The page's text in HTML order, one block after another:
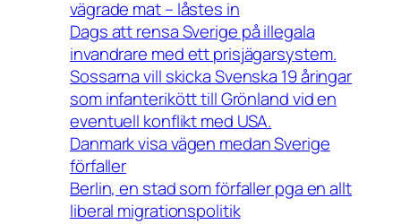
vägrade mat – låstes in
Dags att rensa Sverige på illegala
invandrare med ett prisjägarsystem.
Sossarna vill skicka Svenska 19 åringar
som infanterikött till Grönland vid en
eventuell konflikt med USA.
Danmark visa vägen medan Sverige
förfaller
Berlin, en stad som förfaller pga en allt
liberal migrationspolitik